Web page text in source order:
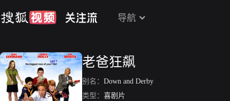
导航
老爸狂飙
别名： Down and Derby
类型： 喜剧片